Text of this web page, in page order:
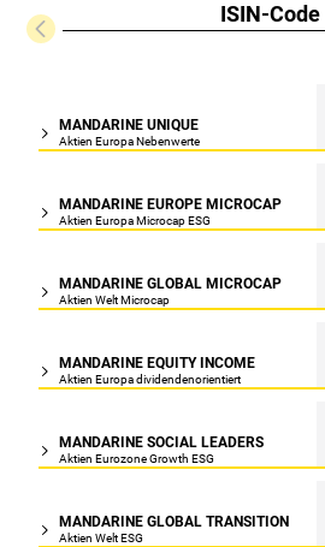
ISIN-Code
MANDARINE UNIQUE
Aktien Europa Nebenwerte
MANDARINE EUROPE MICROCAP
Aktien Europa Microcap ESG
MANDARINE GLOBAL MICROCAP
Aktien Welt Microcap
MANDARINE EQUITY INCOME
Aktien Europa dividendenorientiert
MANDARINE SOCIAL LEADERS
Aktien Eurozone Growth ESG
MANDARINE GLOBAL TRANSITION
Aktien Welt ESG